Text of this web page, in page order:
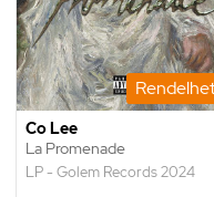
Co Lee
La Promenade
LP - Golem Records 2024